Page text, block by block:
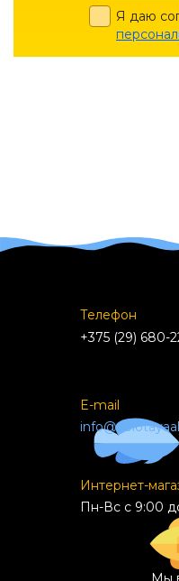
Я даю
Телефон
+375 (29) 680-
E-mail
Интернет-
Пн-Вс с 9:00